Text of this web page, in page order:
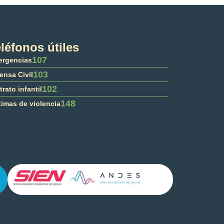
útiles
107
Civil103
infantil102
de violencia148